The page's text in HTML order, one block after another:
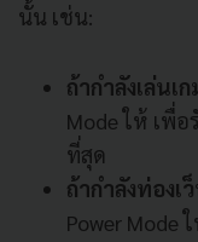
นั้น เช่น:
ถ้ากำลังเล่นเก
Mode ให้ เพื่
ที่สุด
ถ้ากำลังท่องเ
Power Mode